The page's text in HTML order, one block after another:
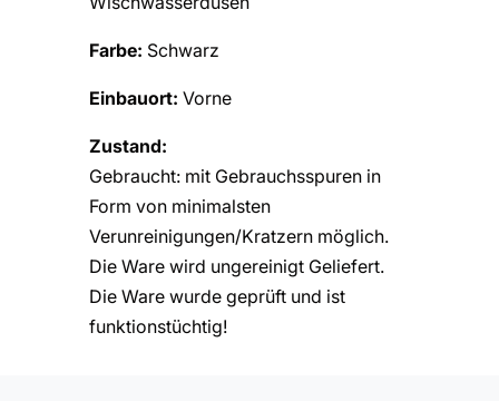
Farbe: Schwarz
Einbauort: Vorne
Zustand:
Gebraucht: mit Gebrauchsspuren in
Form von minimalsten
Verunreinigungen/Kratzern möglich.
Die Ware wird ungereinigt Geliefert.
Die Ware wurde geprüft und ist
funktionstüchtig!